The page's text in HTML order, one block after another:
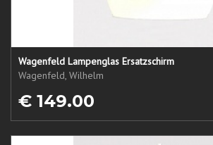
Wagenfeld Lampenglas Ersatzschirm
Wagenfeld, Wilhelm
€ 149.00